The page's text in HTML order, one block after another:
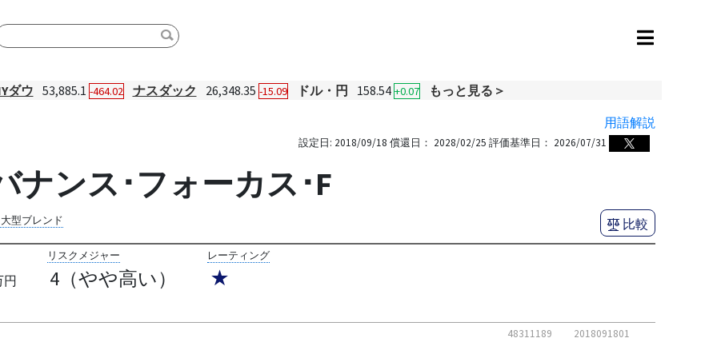
ダウ 53,885.1 -464.02 ナスダック 26,348.35 -15.09 ドル・円 158.54 +0.07
もっと見る＞
用語解説
設定日: 2018/09/18 償還日： 2028/02/25 評価基準日： 2026/07/31
ナンス･フォーカス･F
型ブレンド 比較
円
リスクメジャー
4（やや高い）
レーティング
★
48311189 2018091801